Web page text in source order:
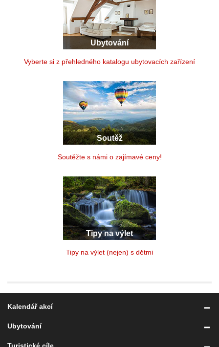
Ubytování
Vyberte si z přehledného katalogu ubytovacích zařízení
Soutěž
Soutěžte s námi o zajímavé ceny!
Tipy na výlet
Tipy na výlet (nejen) s dětmi
Kalendář akcí
Ubytování